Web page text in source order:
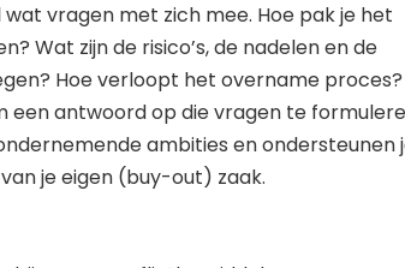
vragen met zich mee. Hoe pak je het
Wat zijn de risico’s, de nadelen en de
Hoe verloopt het overname proces?
een antwoord op die vragen te
ambities en ondersteunen
je eigen (buy-out) zaak.